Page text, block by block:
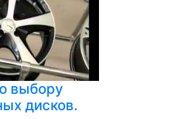
выбору
дисков.